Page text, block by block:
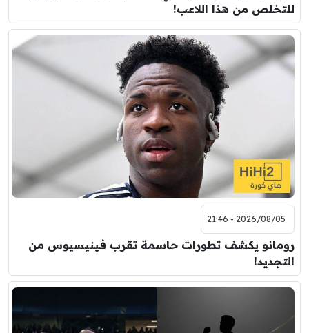
للتخلص من هذا اللاعب!
2026/08/05 - 21:46
رومانو يكشف تطورات حاسمة تقرب فينيسيوس من
التجديد!